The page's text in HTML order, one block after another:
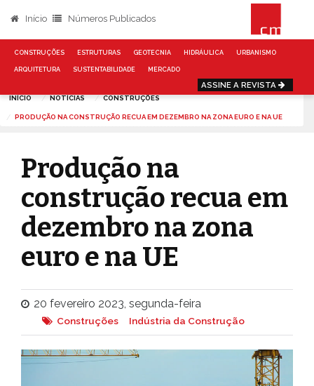
Início Números Publicados
CONSTRUÇÕES ESTRUTURAS GEOTECNIA HIDRÁULICA URBANISMO
ARQUITETURA SUSTENTABILIDADE MERCADO
ASSINE A REVISTA
INÍCIO NOTÍCIAS CONSTRUÇÕES
PRODUÇÃO NA CONSTRUÇÃO RECUA EM DEZEMBRO NA ZONA EURO E NA UE
Produção na
construção recua em
dezembro na zona
euro e na UE
20 fevereiro 2023, segunda-feira
Construções Indústria da Construção